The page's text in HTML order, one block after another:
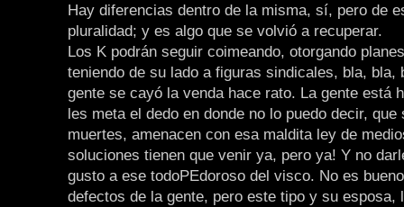
Hay diferencias dentro de la misma, sí, pero de
pluralidad; y es algo que se volvió a recuperar.
Los K podrán seguir coimeando, otorgando
teniendo de su lado a figuras sindicales, bla, bla,
gente se cayó la venda hace rato. La gente está
les meta el dedo en donde no lo puedo decir,
muertes, amenacen con esa maldita ley de
soluciones tienen que venir ya, pero ya! Y no
gusto a ese todoPEdoroso del visco. No es
defectos de la gente, pero este tipo y su esposa,